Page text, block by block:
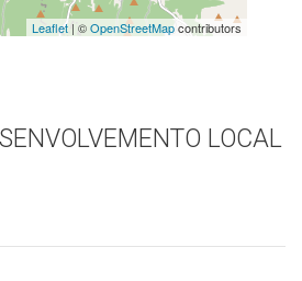
Leaflet| ©OpenStreetMapcontributors
LOCAL